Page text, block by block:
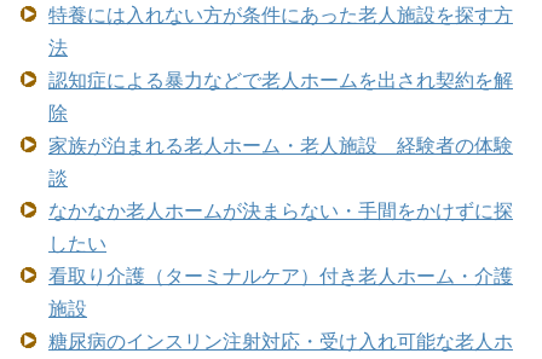
特養には入れない方が条件にあった老人施設を探す方
法
認知症による暴力などで老人ホームを出され契約を解
除
家族が泊まれる老人ホーム・老人施設 経験者の体験
談
なかなか老人ホームが決まらない・手間をかけずに探
したい
看取り介護（ターミナルケア）付き老人ホーム・介護
施設
糖尿病のインスリン注射対応・受け入れ可能な老人ホ